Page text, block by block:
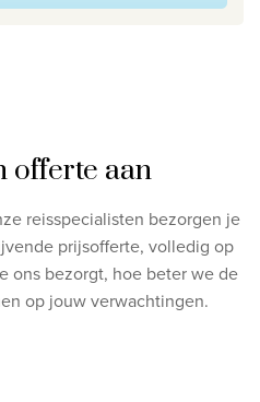
offerte aan
reisspecialisten bezorgen je
prijsofferte, volledig op
ons bezorgt, hoe beter we de
op jouw verwachtingen.